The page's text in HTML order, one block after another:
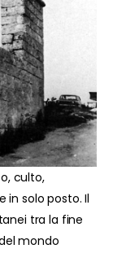
culto,
in solo posto. Il
tra la fine
mondo